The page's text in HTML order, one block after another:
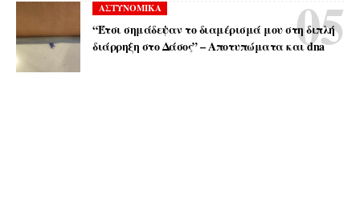
ΑΣΤΥΝΟΜΙΚΑ
“Έτσι σημάδεψαν το διαμέρισμά μου στη διπλή
διάρρηξη στο Δάσος” – Αποτυπώματα και dna